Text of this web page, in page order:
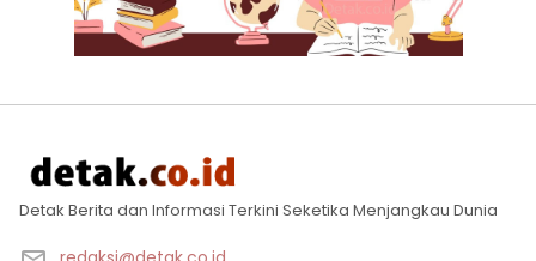
Detak Berita dan Informasi Terkini Seketika Menjangkau Dunia